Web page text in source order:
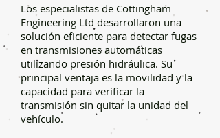
Los especialistas de Cottingham
Engineering Ltd desarrollaron una
solución eficiente para detectar fugas
en transmisiones automáticas
utilizando presión hidráulica. Su
principal ventaja es la movilidad y la
capacidad para verificar la
transmisión sin quitar la unidad del
vehículo.